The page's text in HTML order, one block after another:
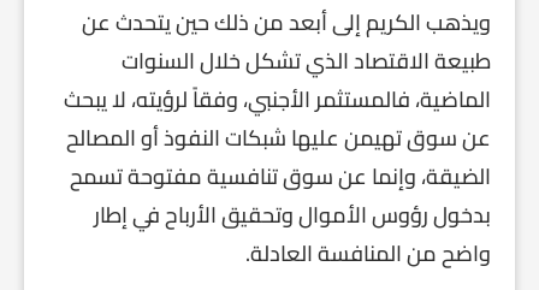
ويذهب الكريم إلى أبعد من ذلك حين يتحدث عن
طبيعة الاقتصاد الذي تشكل خلال السنوات
الماضية، فالمستثمر الأجنبي، وفقاً لرؤيته، لا يبحث
عن سوق تهيمن عليها شبكات النفوذ أو المصالح
الضيقة، وإنما عن سوق تنافسية مفتوحة تسمح
بدخول رؤوس الأموال وتحقيق الأرباح في إطار
واضح من المنافسة العادلة.